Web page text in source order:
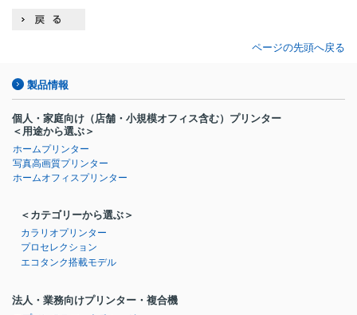
ページの先頭へ戻る
製品情報
個人・家庭向け （店舗・小規模オフィス含む） プリンター
＜用途から選ぶ＞
ホームプリンター
写真高画質プリンター
ホームオフィスプリンター
＜カテゴリーから選ぶ＞
カラリオプリンター
プロセレクション
エコタンク搭載モデル
法人・業務向けプリンター・複合機